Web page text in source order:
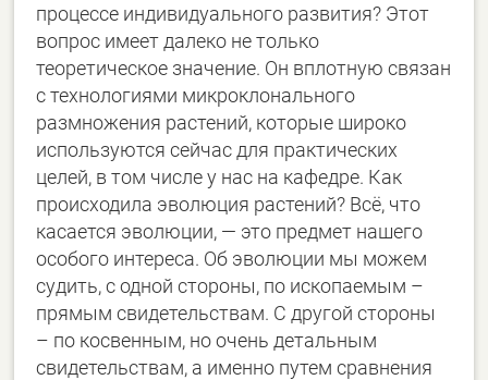
процессе индивидуального развития? Этот
вопрос имеет далеко не только
теоретическое значение. Он вплотную связан
с технологиями микроклонального
размножения растений, которые широко
используются сейчас для практических
целей, в том числе у нас на кафедре. Как
происходила эволюция растений? Всё, что
касается эволюции, — это предмет нашего
особого интереса. Об эволюции мы можем
судить, с одной стороны, по ископаемым –
прямым свидетельствам. С другой стороны
– по косвенным, но очень детальным
свидетельствам, а именно путем сравнения